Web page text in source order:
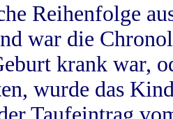
Reihenfolge
war die
krank war,
wurde das